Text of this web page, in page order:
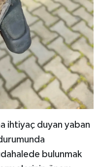
ihtiyaç duyan yaban
bulunmak